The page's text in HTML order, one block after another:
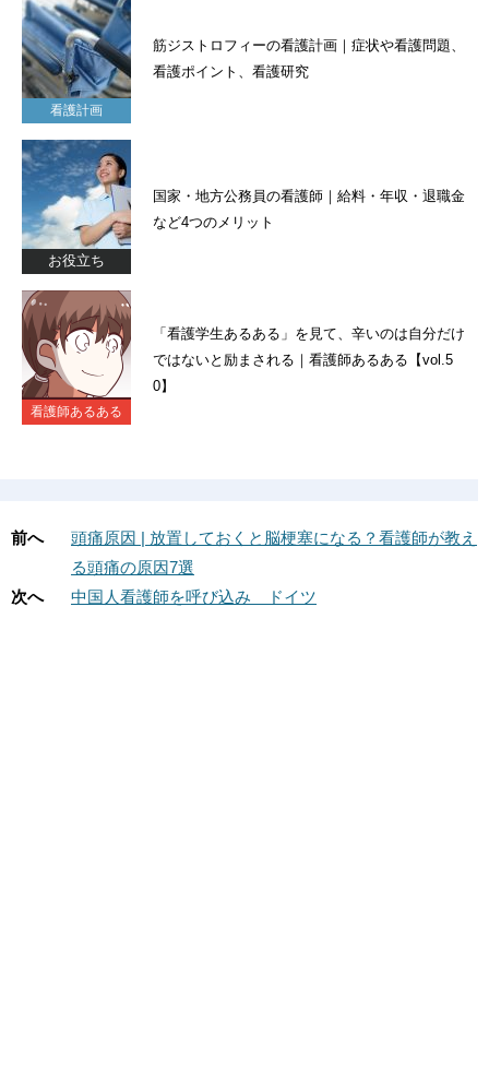
看護計画
筋ジストロフィーの看護計画｜症状や看護問題、
看護ポイント、看護研究
お役立ち
国家・地方公務員の看護師｜給料・年収・退職金
など4つのメリット
看護師あるある
「看護学生あるある」を見て、辛いのは自分だけ
ではないと励まされる｜看護師あるある【vol.5
0】
前へ
頭痛原因 | 放置しておくと脳梗塞になる？看護師が教え
る頭痛の原因7選
次へ
中国人看護師を呼び込み ドイツ